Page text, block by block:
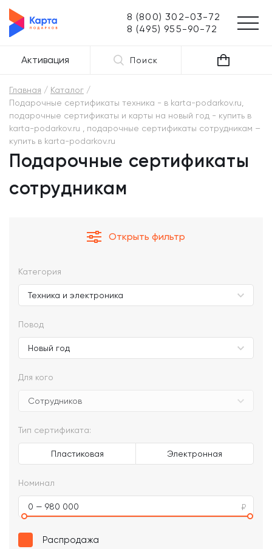
8 (800) 302-03-72
8 (495) 955-90-72
Активация Поиск
Главная
Каталог
Подарочные сертификаты техника - в karta-podarkov.ru,
подарочные сертификаты и карты на новый год - купить в
karta-podarkov.ru , подарочные сертификаты сотрудникам –
купить в karta-podarkov.ru
Подарочные сертификаты
сотрудникам
Открыть фильтр
Категория
Повод
Для кого
Тип сертификата:
Пластиковая Электронная
Номинал
0 — 980 000
Распродажа